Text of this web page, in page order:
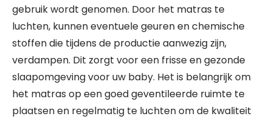
gebruik wordt genomen. Door het matras te
luchten, kunnen eventuele geuren en chemische
stoffen die tijdens de productie aanwezig zijn,
verdampen. Dit zorgt voor een frisse en gezonde
slaapomgeving voor uw baby. Het is belangrijk om
het matras op een goed geventileerde ruimte te
plaatsen en regelmatig te luchten om de kwaliteit